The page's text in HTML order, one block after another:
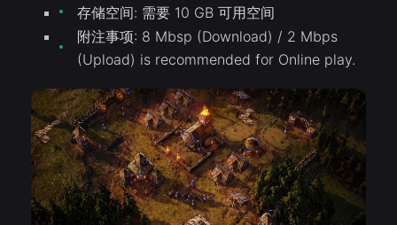
存储空间: 需要 10 GB 可用空间
附注事项: 8 Mbsp (Download) / 2 Mbps
(Upload) is recommended for Online play.